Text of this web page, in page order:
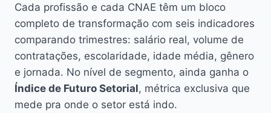
Cada profissão e cada CNAE têm um bloco
completo de transformação com seis indicadores
comparando trimestres: salário real, volume de
contratações, escolaridade, idade média, gênero
e jornada. No nível de segmento, ainda ganha o
Índice de Futuro Setorial, métrica exclusiva que
mede pra onde o setor está indo.